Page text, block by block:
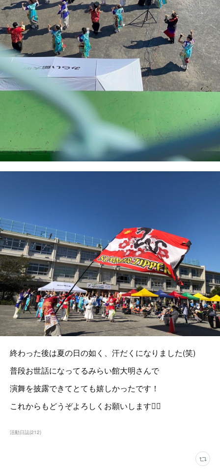
終わった後は夏の日の如く、汗だくになりました(笑)
普段お世話になってるみらい館大明さんで
演舞を披露できてとても嬉しかったです！
これからもどうぞよろしくお願いします🙇‍♀️
活動日誌(212)